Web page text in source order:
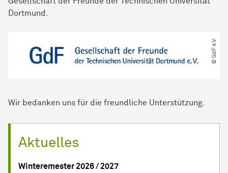
Dortmund.
© GdF e.V.
Wir bedanken uns für die freundliche Unterstützung.
Aktuelles
Winteremester 2026 / 2027